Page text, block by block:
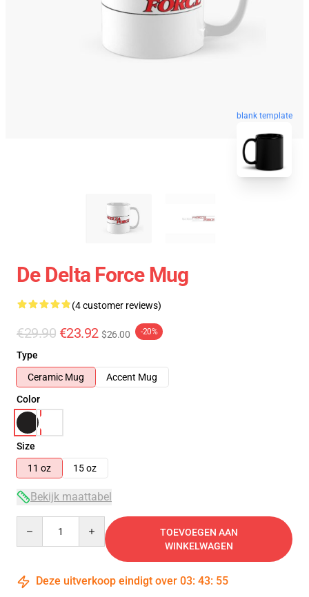
blank template
De Delta Force Mug
(4 customer reviews)
€29.90 €23.92 $26.00 -20%
Type
Ceramic Mug
Accent Mug
Color
Size
11 oz
15 oz
Bekijk maattabel
TOEVOEGEN AAN
WINKELWAGEN
Deze uitverkoop eindigt over 03: 43: 54